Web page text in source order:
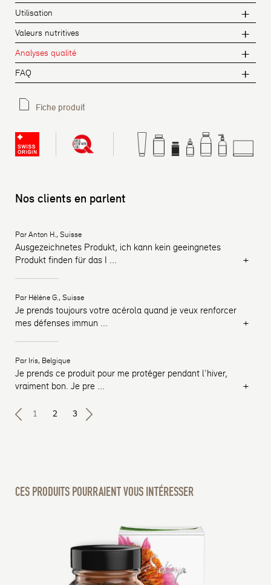
Utilisation
Valeurs nutritives
Analyses qualité
FAQ
Fiche produit
Nos clients en parlent
Par Anton H., Suisse
Ausgezeichnetes Produkt, ich kann kein geeingnetes
Produkt finden für das I ... +
Par Hélène G., Suisse
Je prends toujours votre acérola quand je veux renforcer
mes défenses immun ... +
Par Iris, Belgique
Je prends ce produit pour me protéger pendant l'hiver,
vraiment bon. Je pre ... +
1 2 3
CES PRODUITS POURRAIENT VOUS INTÉRESSER